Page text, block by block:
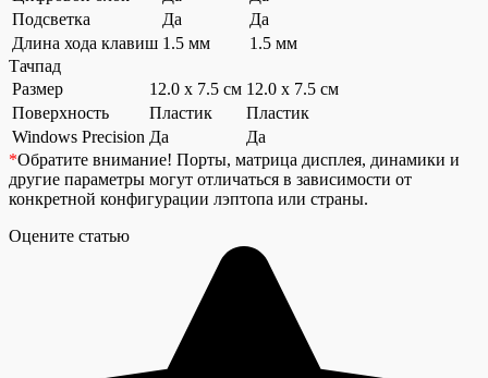
Подсветка
Да
Да
Длина хода клавиш 1.5 мм
1.5 мм
Тачпад
Размер
12.0 x 7.5 см 12.0 x 7.5 см
Поверхность
Пластик
Пластик
Windows Precision Да
Да
*Обратите внимание! Порты, матрица дисплея, динамики и
другие параметры могут отличаться в зависимости от
конкретной конфигурации лэптопа или страны.
Оцените статью